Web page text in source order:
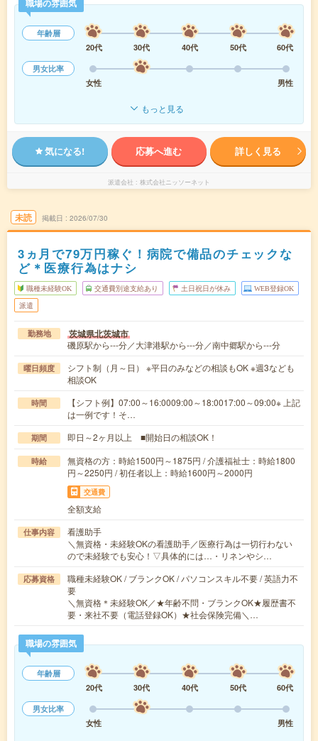
年齢層
20代
30代 40代 50代
60代
男女比率
女性
男性
もっと見る
気になる! 応募へ進む 詳しく見る
派遣会社 株式会社ニッソーネット
未読 掲載日 2026/07/30
3ヵ月で79万円稼ぐ！病院で備品のチェックな
ど＊医療行為はナシ
職種未経験OK 交通費別途支給あり 土日祝日が休み WEB登録OK
派遣
勤務地 茨城県北茨城市
磯原駅から---分／大津港駅から---分／南中郷駅から---分
曜日頻度
シフト制（月～日） ※平日のみなどの相談もOK ※週3なども
相談OK
時間
【シフト例】07:00～16:0009:00～18:0017:00～09:00※ 上記
は一例です！そ…
期間 即日～2ヶ月以上 ■開始日の相談OK！
時給
無資格の方：時給1500円～1875円 / 介護福祉士：時給1800
円～2250円 / 初任者以上：時給1600円～2000円
交通費
全額支給
仕事内容
看護助手
＼無資格・未経験OKの看護助手／医療行為は一切行わない
ので未経験でも安心！▽具体的には…・リネンやシ…
応募資格
職種未経験OK / ブランクOK / パソコンスキル不要 / 英語力不
要
＼無資格＊未経験OK／★年齢不問・ブランクOK★履歴書不
要・来社不要（電話登録OK）★社会保険完備＼…
職場の雰囲気
年齢層
20代
30代 40代 50代
60代
男女比率
女性
男性